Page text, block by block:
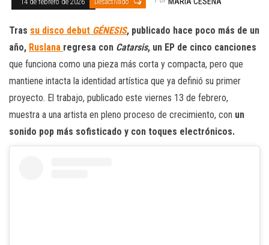
Tras su disco debut GÉNESIS, publicado hace poco más de un
año, Ruslana regresa con Catarsis, un EP de cinco canciones
que funciona como una pieza más corta y compacta, pero que
mantiene intacta la identidad artística que ya definió su primer
proyecto. El trabajo, publicado este viernes 13 de febrero,
muestra a una artista en pleno proceso de crecimiento, con un
sonido pop más sofisticado y con toques electrónicos.